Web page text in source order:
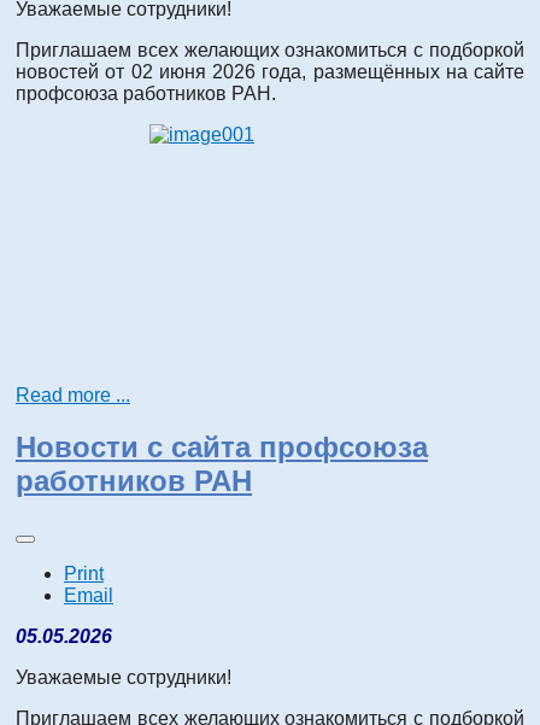
Уважаемые сотрудники!
Приглашаем всех желающих ознакомиться с подборкой
новостей от 02 июня 2026 года, размещённых на сайте
профсоюза работников РАН.
Read more ...
Новости с сайта профсоюза
работников РАН
Print
Email
05.05.2026
Уважаемые сотрудники!
Приглашаем всех желающих ознакомиться с подборкой